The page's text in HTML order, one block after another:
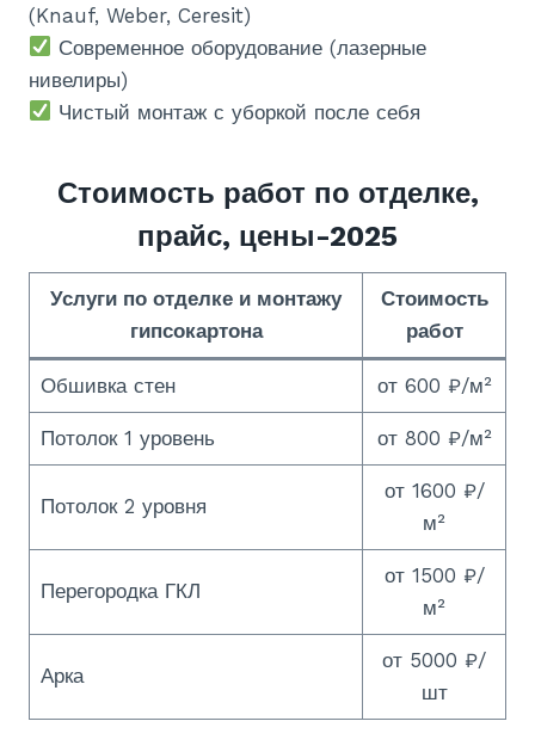
(Knauf, Weber, Ceresit)
Современное оборудование (лазерные
нивелиры)
Чистый монтаж с уборкой после себя
Стоимость работ по отделке,
прайс, цены-2025
Услуги по отделке и монтажу
гипсокартона
Стоимость
работ
Обшивка стен от 600 ₽/м²
Потолок 1 уровень от 800 ₽/м²
Потолок 2 уровня
от 1600 ₽/
м²
Перегородка ГКЛ
от 1500 ₽/
м²
Арка
от 5000 ₽/
шт